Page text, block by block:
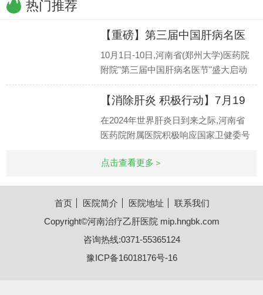
热门推荐
【重磅】第三届中国肝病名医
节盛
10月1日-10日,河南省(郑州大学)医药院
附院"第三届中国肝病名医节"盛大启动
暨上海市传染病医院副院长叶荣森、北
京地坛医院
【消除肝炎 积极行动】7月19
日-
在2024年世界肝炎日到来之际,河南省
医药院附属医院积极响应国家卫健委号
起7.28临床治
点击查看更多＞
首页 医院简介 医院地址
联系我们
Copyright©河南治疗乙肝医院 mip.hngbk.com
咨询热线:0371-55365124
豫ICP备16018176号-16